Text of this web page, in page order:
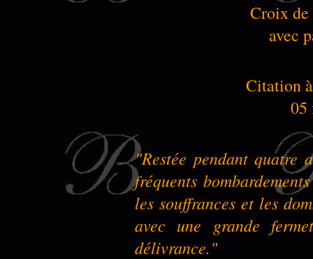
Croix de
avec
Citation
05
"Restée pendant quatre
fréquents
les souffrances et les
avec une grande
délivrance."